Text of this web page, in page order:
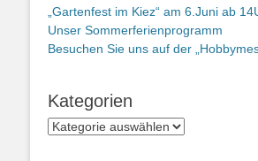
„Gartenfest im Kiez“ am 6.Juni ab
Unser Sommerferienprogramm
Besuchen Sie uns auf der
Kategorien
Kategorien